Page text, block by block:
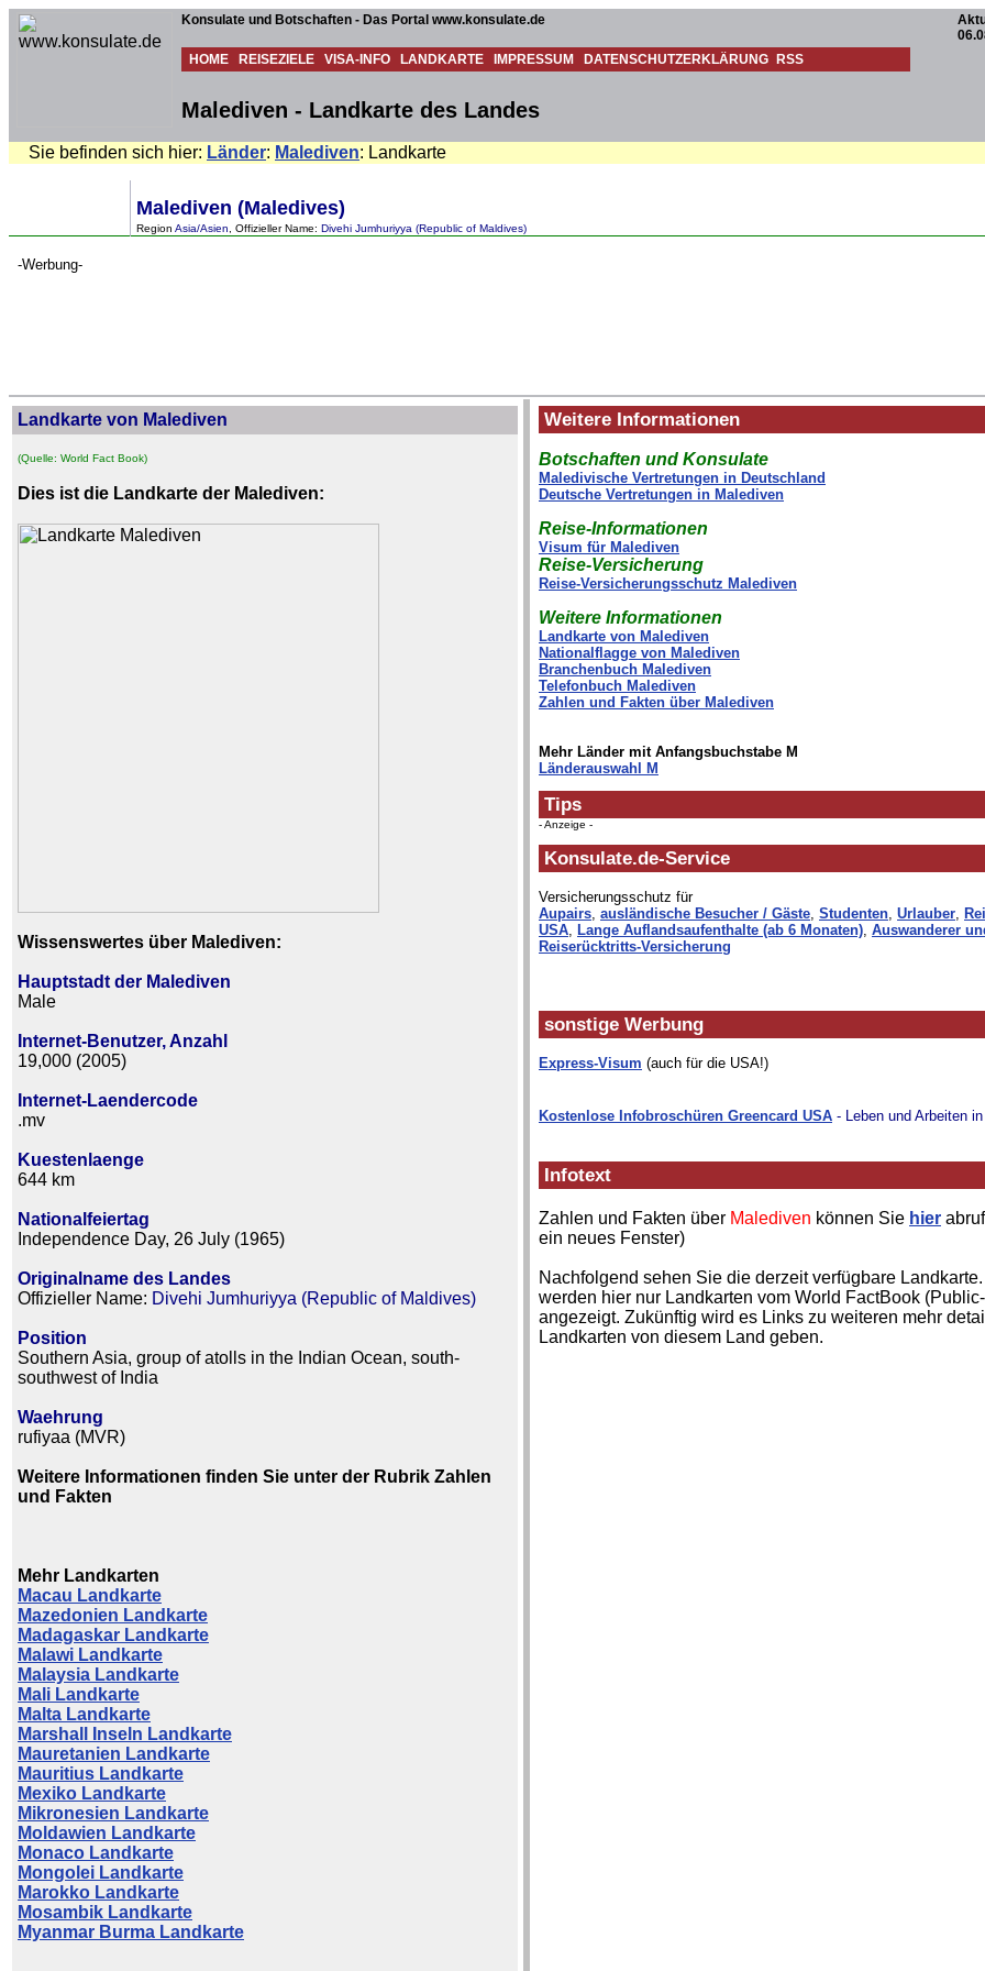
Konsulate und Botschaften - Das Portal www.konsulate.de
HOME REISEZIELE VISA-INFO LANDKARTE IMPRESSUM DATENSCHUTZERKLÄRUNG RSS
Malediven - Landkarte des Landes
Sie befinden sich hier: Länder: Malediven: Landkarte
Malediven (Maledives)
Region Asia/Asien , Offizieller Name: Divehi Jumhuriyya (Republic of Maldives)
-Werbung-
Landkarte von Malediven
(Quelle: World Fact Book)
Dies ist die Landkarte der Malediven:
Wissenswertes über Malediven:
Hauptstadt der Malediven
Male
Internet-Benutzer, Anzahl
19,000 (2005)
Internet-Laendercode
.mv
Kuestenlaenge
644 km
Nationalfeiertag
Independence Day, 26 July (1965)
Originalname des Landes
Offizieller Name: Divehi Jumhuriyya (Republic of Maldives)
Position
Southern Asia, group of atolls in the Indian Ocean, south-
southwest of India
Waehrung
rufiyaa (MVR)
Weitere Informationen finden Sie unter der Rubrik Zahlen
und Fakten
Mehr Landkarten
Macau Landkarte
Mazedonien Landkarte
Madagaskar Landkarte
Malawi Landkarte
Malaysia Landkarte
Mali Landkarte
Malta Landkarte
Marshall Inseln Landkarte
Mauretanien Landkarte
Mauritius Landkarte
Mexiko Landkarte
Mikronesien Landkarte
Moldawien Landkarte
Monaco Landkarte
Mongolei Landkarte
Marokko Landkarte
Mosambik Landkarte
Myanmar Burma Landkarte
Weitere Informationen
Botschaften und Konsulate
Maledivische Vertretungen in Deutschland
Deutsche Vertretungen in Malediven
Reise-Informationen
Visum für Malediven
Reise-Versicherung
Reise-Versicherungsschutz Malediven
Weitere Informationen
Landkarte von Malediven
Nationalflagge von Malediven
Branchenbuch Malediven
Telefonbuch Malediven
Zahlen und Fakten über Malediven
Mehr Länder mit Anfangsbuchstabe M
Länderauswahl M
Tips
- Anzeige -
Konsulate.de-Service
Versicherungsschutz für
Aupairs, ausländische Besucher / Gäste, Studenten, Urlauber,
USA, Lange Auflandsaufenthalte (ab 6 Monaten), Auswanderer
Reiserücktritts-Versicherung
sonstige Werbung
Express-Visum (auch für die USA!)
Kostenlose Infobroschüren Greencard USA - Leben und Arbeiten
Infotext
Zahlen und Fakten über Malediven können Sie hier
ein neues Fenster)
Nachfolgend sehen Sie die derzeit verfügbare
werden hier nur Landkarten vom World FactBook
angezeigt. Zukünftig wird es Links zu weiteren mehr
Landkarten von diesem Land geben.